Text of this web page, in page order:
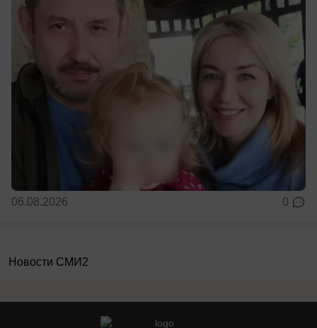
06.08.2026 0
Новости СМИ2